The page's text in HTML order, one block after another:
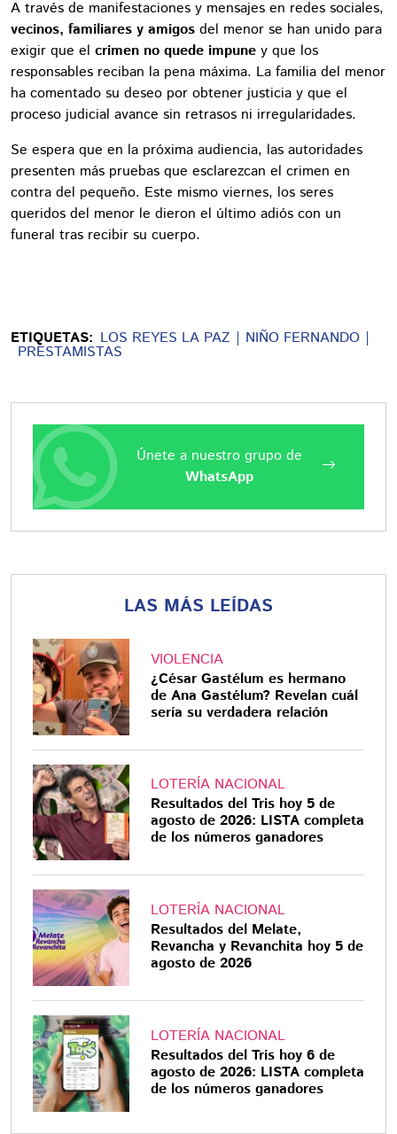
A través de manifestaciones y mensajes en redes sociales,
vecinos, familiares y amigos del menor se han unido para
exigir que el crimen no quede impune y que los
responsables reciban la pena máxima. La familia del menor
ha comentado su deseo por obtener justicia y que el
proceso judicial avance sin retrasos ni irregularidades.
Se espera que en la próxima audiencia, las autoridades
presenten más pruebas que esclarezcan el crimen en
contra del pequeño. Este mismo viernes, los seres
queridos del menor le dieron el último adiós con un
funeral tras recibir su cuerpo.
ETIQUETAS: LOS REYES LA PAZ NIÑO FERNANDO
PRESTAMISTAS
Únete a nuestro grupo de
WhatsApp
LAS MÁS LEÍDAS
VIOLENCIA
¿César Gastélum es hermano
de Ana Gastélum? Revelan cuál
sería su verdadera relación
LOTERÍA NACIONAL
Resultados del Tris hoy 5 de
agosto de 2026: LISTA completa
de los números ganadores
LOTERÍA NACIONAL
Resultados del Melate,
Revancha y Revanchita hoy 5 de
agosto de 2026
LOTERÍA NACIONAL
Resultados del Tris hoy 6 de
agosto de 2026: LISTA completa
de los números ganadores